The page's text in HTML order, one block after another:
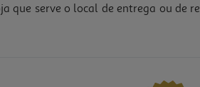
que serve o local de entrega ou